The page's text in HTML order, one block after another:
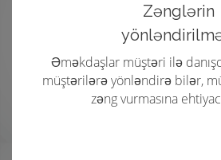
Zənglərin
Əməkdaşlar müştəri ilə
müştərilərə yönləndirə bilər,
zəng vurmasına